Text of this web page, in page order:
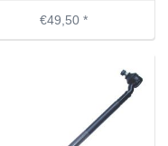
€49,50 *